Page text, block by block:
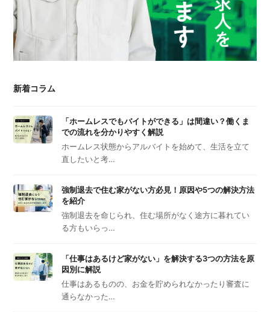
新着コラム
「ホームレスでもバイトができる」は間違い？働くま
での流れを分かりやすく解説
ホームレス状態からアルバイトを始めて、生活を立て
直したいと考…
強制退去で住む家がない方必見！原因や5つの解決方法
を紹介
強制退去を命じられ、住む場所がなく途方に暮れてい
る方もいらっ…
「仕事はあるけど家がない」を解決する3つの方法を原
因別に解説
仕事はあるものの、お金を貯められなかったり審査に
通らなかった…